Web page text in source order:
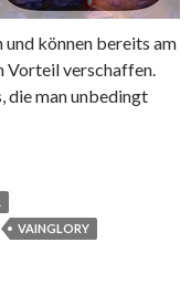
können bereits am
Vorteil verschaffen.
die man unbedingt
unbedingt kennen
VAINGLORY